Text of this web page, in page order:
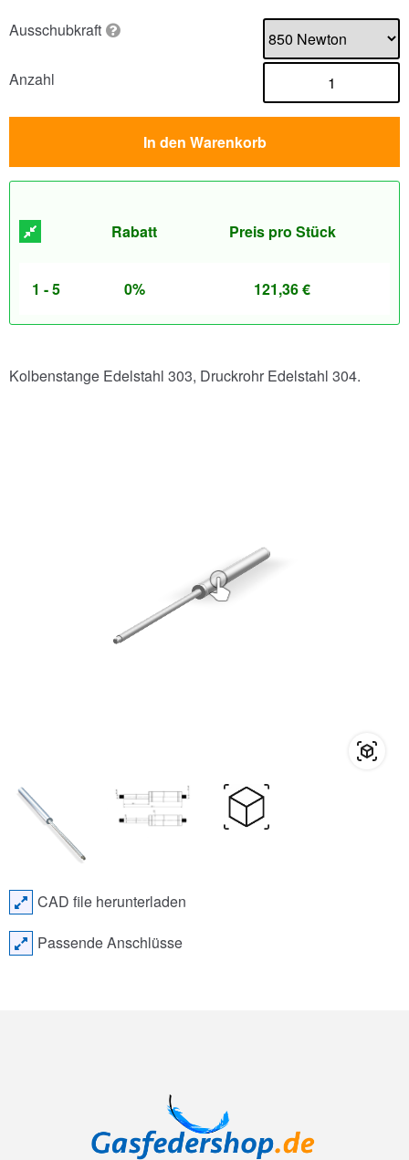
Ausschubkraft
Anzahl
In den Warenkorb
Rabatt Preis pro Stück
1 - 5 0% 121,36€
Kolbenstange Edelstahl 303, Druckrohr Edelstahl 304.
CAD file herunterladen
Passende Anschlüsse